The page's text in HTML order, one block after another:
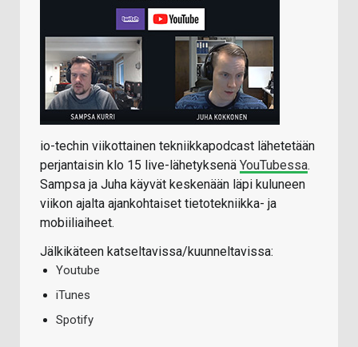
io-techin viikottainen tekniikkapodcast lähetetään
perjantaisin klo 15 live-lähetyksenä YouTubessa.
Sampsa ja Juha käyvät keskenään läpi kuluneen
viikon ajalta ajankohtaiset tietotekniikka- ja
mobiiliaiheet.
Jälkikäteen katseltavissa/kuunneltavissa:
Youtube
iTunes
Spotify